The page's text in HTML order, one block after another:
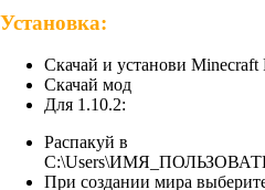
Установка:
Скачай и установи Minecraft
Скачай мод
Для 1.10.2:
Распакуй в
При создании мира